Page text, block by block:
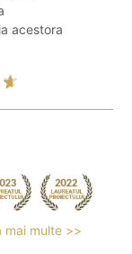
acestora
mai multe >>